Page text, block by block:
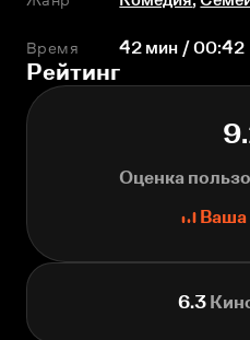
Время 42 мин / 00:42
Рейтинг
Оценка
Ваша
6.3